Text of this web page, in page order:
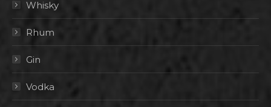
Whisky
Rhum
Gin
Vodka